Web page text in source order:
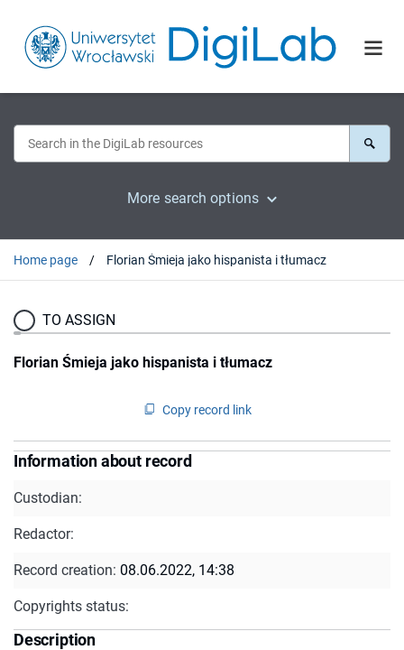
More search options
Home page Florian Śmieja jako hispanista i tłumacz
TO ASSIGN
Florian Śmieja jako hispanista i tłumacz
Copy record link
Information about record
Custodian:
Redactor:
Record creation: 08.06.2022, 14:38
Copyrights status:
Description